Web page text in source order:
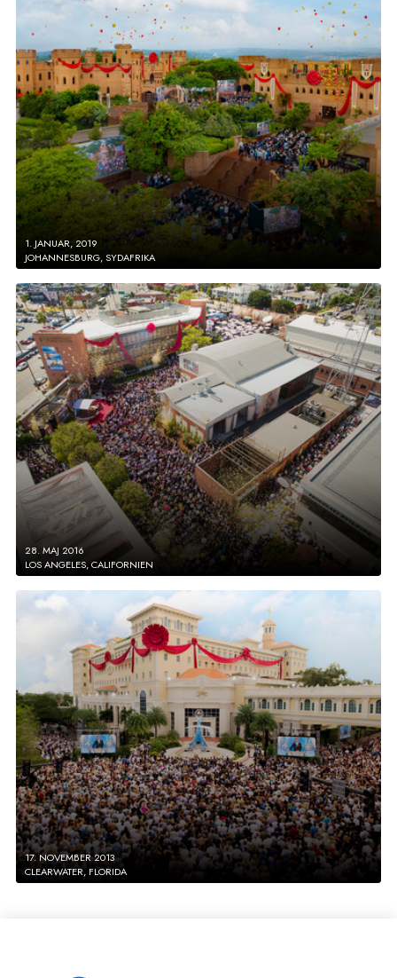
1. JANUAR, 2019
JOHANNESBURG, SYDAFRIKA
28. MAJ 2016
LOS ANGELES, CALIFORNIEN
17. NOVEMBER 2013
CLEARWATER, FLORIDA